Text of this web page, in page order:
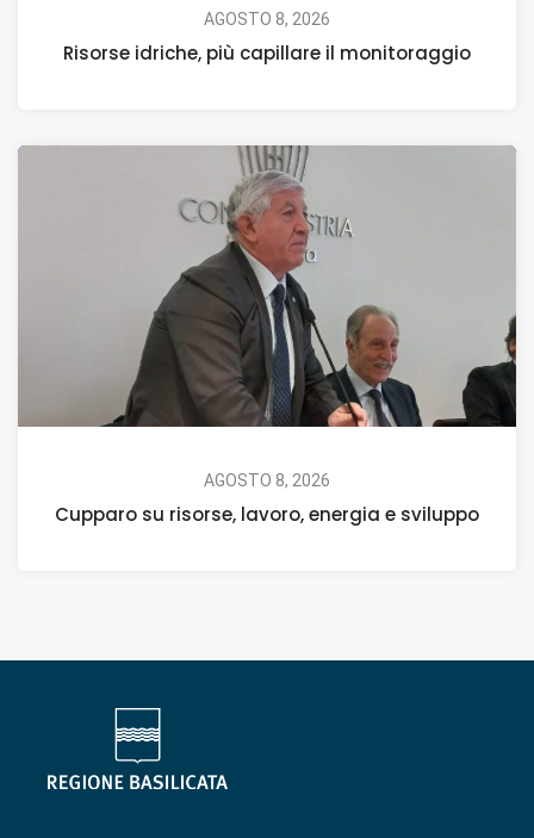
AGOSTO 8, 2026
Risorse idriche, più capillare il monitoraggio
AGOSTO 8, 2026
Cupparo su risorse, lavoro, energia e sviluppo